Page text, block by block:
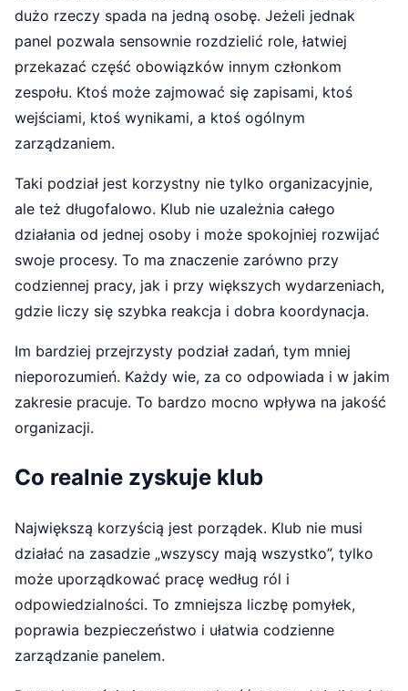
dużo rzeczy spada na jedną osobę. Jeżeli jednak
panel pozwala sensownie rozdzielić role, łatwiej
przekazać część obowiązków innym członkom
zespołu. Ktoś może zajmować się zapisami, ktoś
wejściami, ktoś wynikami, a ktoś ogólnym
zarządzaniem.
Taki podział jest korzystny nie tylko organizacyjnie,
ale też długofalowo. Klub nie uzależnia całego
działania od jednej osoby i może spokojniej rozwijać
swoje procesy. To ma znaczenie zarówno przy
codziennej pracy, jak i przy większych wydarzeniach,
gdzie liczy się szybka reakcja i dobra koordynacja.
Im bardziej przejrzysty podział zadań, tym mniej
nieporozumień. Każdy wie, za co odpowiada i w jakim
zakresie pracuje. To bardzo mocno wpływa na jakość
organizacji.
Co realnie zyskuje klub
Największą korzyścią jest porządek. Klub nie musi
działać na zasadzie „wszyscy mają wszystko”, tylko
może uporządkować pracę według ról i
odpowiedzialności. To zmniejsza liczbę pomyłek,
poprawia bezpieczeństwo i ułatwia codzienne
zarządzanie panelem.